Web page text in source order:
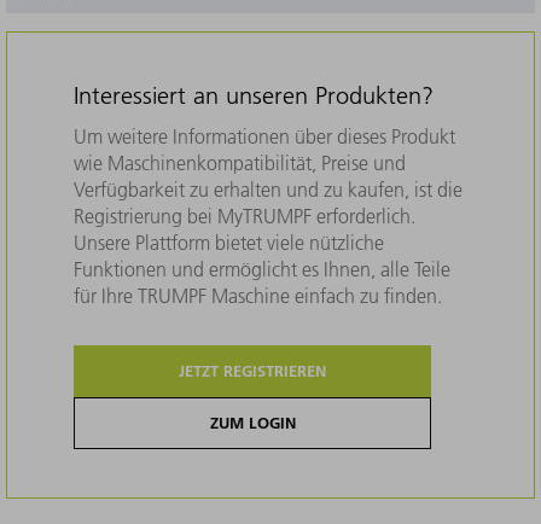
Interessiert an unseren Produkten?
Um weitere Informationen über dieses Produkt
wie Maschinenkompatibilität, Preise und
Verfügbarkeit zu erhalten und zu kaufen, ist die
Registrierung bei MyTRUMPF erforderlich.
Unsere Plattform bietet viele nützliche
Funktionen und ermöglicht es Ihnen, alle Teile
für Ihre TRUMPF Maschine einfach zu finden.
JETZT REGISTRIEREN
ZUM LOGIN